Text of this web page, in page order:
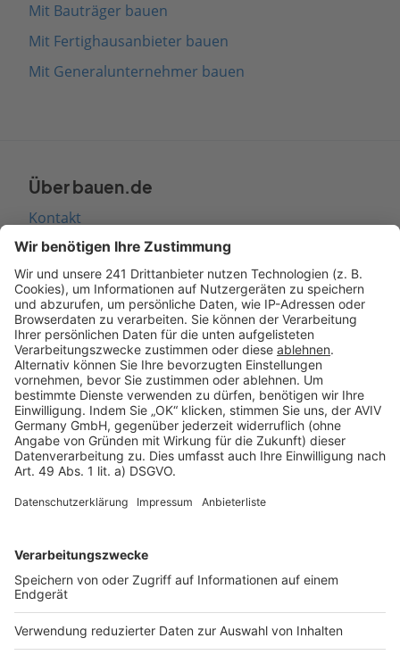
Mit Bauträger bauen
Mit Fertighausanbieter bauen
Mit Generalunternehmer bauen
Über bauen.de
Kontakt
Seitenaufbau
Barrierefreiheit
Cookie Einstellungen
Rechtliches
AGB-Übersicht
Datenschutz
Impressum
Services
Bauprojekt-Quiz
Häuser-Suche
Hausanbieter-Suche